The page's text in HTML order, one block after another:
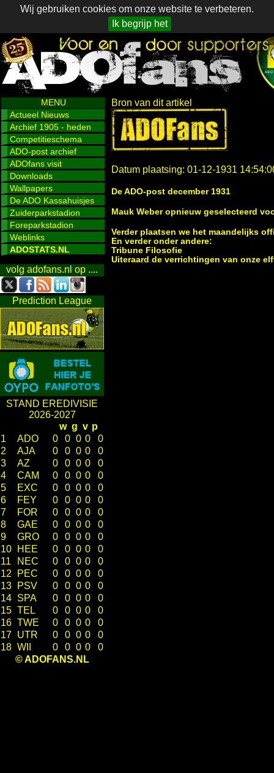
Wij gebruiken cookies om onze website te verbeteren.
Ik begrijp het
MENU
Actueel Nieuws
Archief 1905 - heden
Competitieschema
ADO-post archief
ADOfans visit
Downloads
Wallpapers
De ADO Kassahuisjes
Zuiderparkstadion
Foreparkstadion
Weblinks
ADOSTATS.NL
volg adofans.nl op ....
Prediction League
STAND EREDIVISIE
2026-2027
w g v p
1
ADO 0 0 0 0
0
2
AJA 0 0 0 0
0
3
AZ 0 0 0 0
0
4
CAM 0 0 0 0
0
5
EXC 0 0 0 0
0
6
FEY 0 0 0 0
0
7
FOR 0 0 0 0
0
8
GAE 0 0 0 0
0
9
GRO 0 0 0 0
0
10
HEE 0 0 0 0
0
11
NEC 0 0 0 0
0
12
PEC 0 0 0 0
0
13
PSV 0 0 0 0
0
14 SPA 0 0 0 0
0
15 TEL 0 0 0 0
0
16 TWE 0 0 0 0
0
17 UTR 0 0 0 0
0
18 WII 0 0 0 0
0
© ADOFANS.NL
Bron van dit artikel
Datum plaatsing: 01-12-1931
De ADO-post december 1931
Mauk Weber opnieuw geselecteerd
Verder plaatsen we het maandelijks
En verder onder andere:
Tribune Filosofie
Uiteraard de verrichtingen van onze